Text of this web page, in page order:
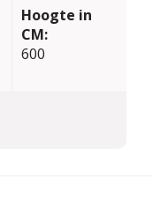
Hoogte in
CM:
600